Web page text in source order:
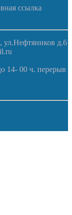
ссылка
ул.Нефтяников д.6
14- 00 ч. перерыв